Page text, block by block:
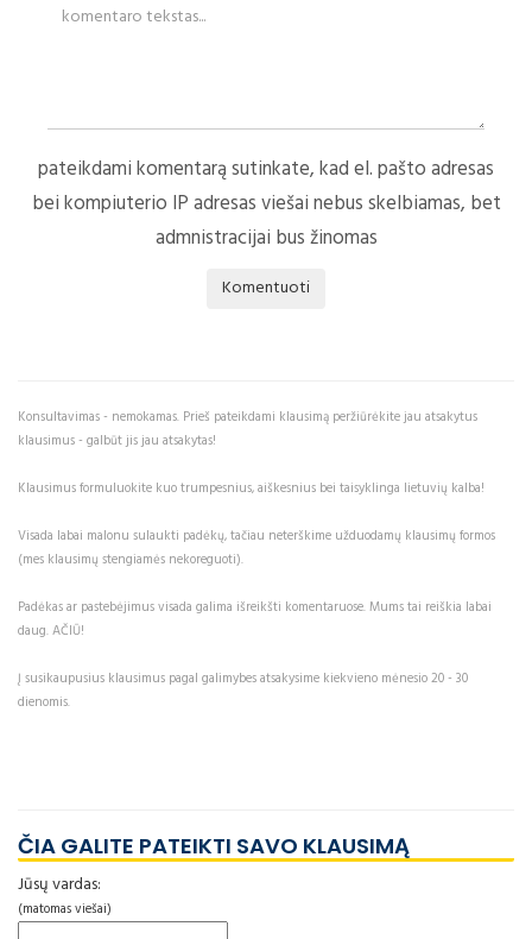
pateikdami komentarą sutinkate, kad el. pašto adresas
bei kompiuterio IP adresas viešai nebus skelbiamas, bet
admnistracijai bus žinomas
Komentuoti
Konsultavimas - nemokamas. Prieš pateikdami klausimą peržiūrėkite jau atsakytus
klausimus - galbūt jis jau atsakytas!
Klausimus formuluokite kuo trumpesnius, aiškesnius bei taisyklinga lietuvių kalba!
Visada labai malonu sulaukti padėkų, tačiau neterškime užduodamų klausimų formos
(mes klausimų stengiamės nekoreguoti).
Padėkas ar pastebėjimus visada galima išreikšti komentaruose. Mums tai reiškia labai
daug. AČIŪ!
Į susikaupusius klausimus pagal galimybes atsakysime kiekvieno mėnesio 20 - 30
dienomis.
ČIA GALITE PATEIKTI SAVO KLAUSIMĄ
Jūsų vardas:
(matomas viešai)